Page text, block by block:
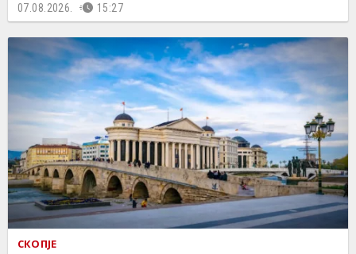
07.08.2026. 15:27
СКОПЈЕ